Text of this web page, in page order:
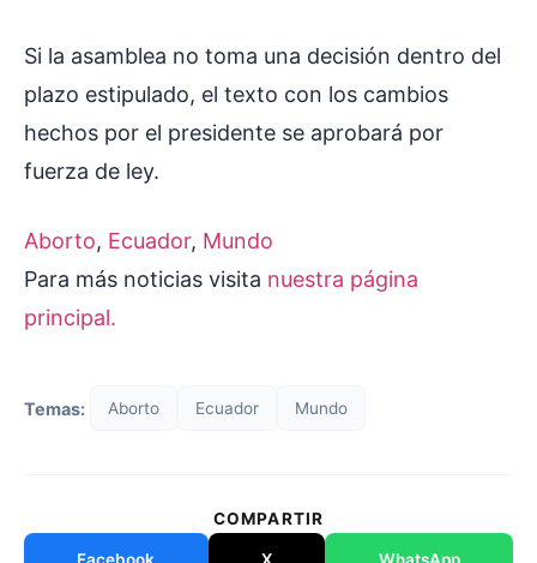
Si la asamblea no toma una decisión dentro del
plazo estipulado, el texto con los cambios
hechos por el presidente se aprobará por
fuerza de ley.
Aborto, Ecuador, Mundo
Para más noticias visita nuestra página
principal.
Temas: Aborto Ecuador Mundo
COMPARTIR